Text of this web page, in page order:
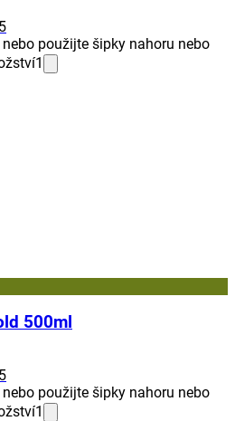
použijte šipky nahoru nebo
1
500ml
použijte šipky nahoru nebo
1